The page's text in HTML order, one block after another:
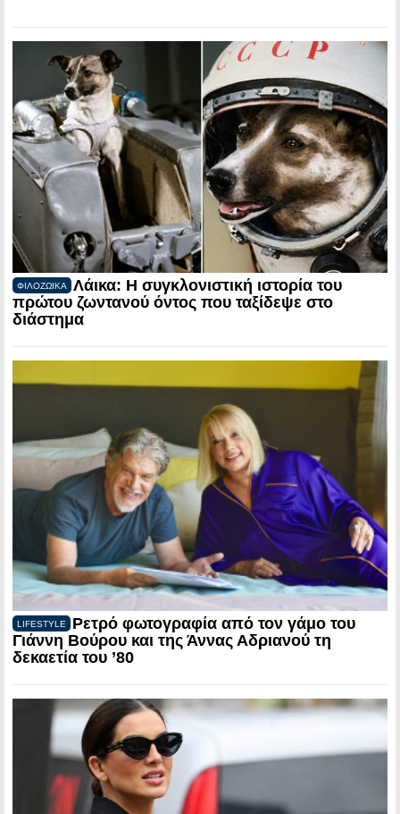
ΦΙΛΟΖΩΙΚΑ
Λάικα: Η συγκλονιστική ιστορία του
πρώτου ζωντανού όντος που ταξίδεψε στο
διάστημα
LIFESTYLE
Ρετρό φωτογραφία από τον γάμο του
Γιάννη Βούρου και της Άννας Αδριανού τη
δεκαετία του ’80